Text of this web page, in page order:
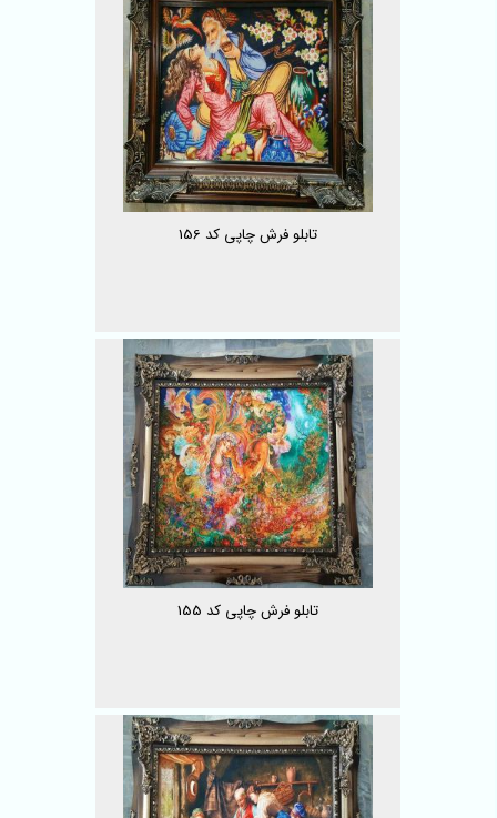
تابلو فرش چاپی کد 156
تابلو فرش چاپی کد 155